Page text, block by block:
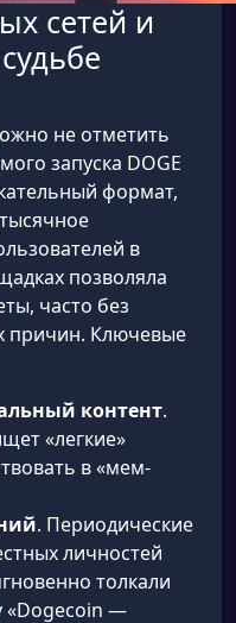
сетей и
не отметить
запуска DOGE
формат,
в
позволяла
часто без
причин. Ключевые
контент.
«легкие»
в «мем-
. Периодические
личностей
толкали
«Dogecoin —